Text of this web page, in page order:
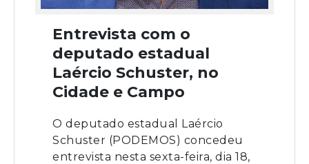
Entrevista com o
deputado estadual
Laércio Schuster, no
Cidade e Campo
O deputado estadual Laércio
Schuster (PODEMOS) concedeu
entrevista nesta sexta-feira, dia 18,